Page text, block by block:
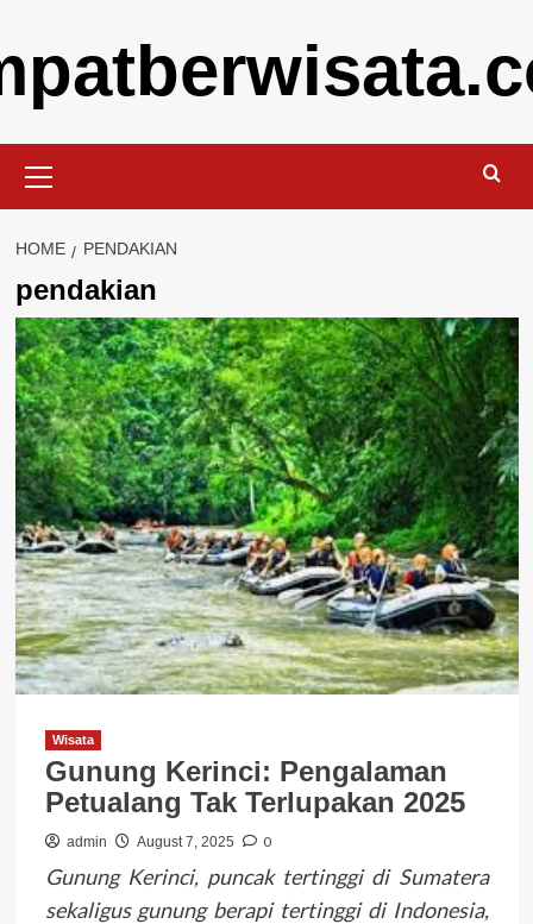
content
Menu
HOME PENDAKIAN
pendakian
Wisata
Gunung Kerinci: Pengalaman
Petualang Tak Terlupakan 2025
admin August 7, 2025 0
Gunung Kerinci, puncak tertinggi di Sumatera
sekaligus gunung berapi tertinggi di Indonesia,